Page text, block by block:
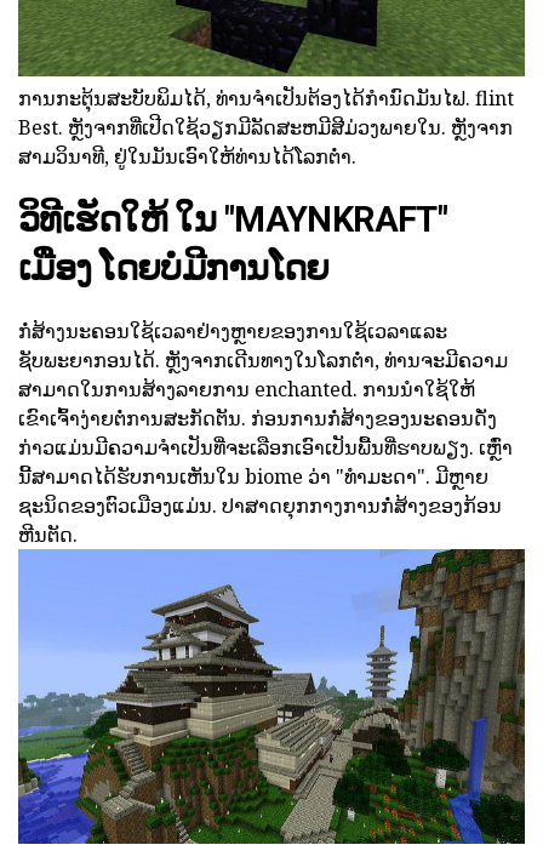
ການກະຕຸ້ນສະບັບພິມໄດ້, ທ່ານຈໍາເປັນຕ້ອງໄດ້ກໍານົດມັນໄຟ. flint
Best. ຫຼັງຈາກທີ່ເປີດໃຊ້ວຽກມີລັດສະຫມີສີມ່ວງພາຍໃນ. ຫຼັງຈາກ
ສາມວິນາທີ, ຢູ່ໃນມັນເອົາໃຫ້ທ່ານໄດ້ໂລກຕ່ໍາ.
ວິທີເຮັດໃຫ້ໃນ "MAYNKRAFT"
ເມືອງໂດຍບໍ່ມີການໂດຍ
ກໍ່ສ້າງນະຄອນໃຊ້ເວລາຢ່າງຫຼາຍຂອງການໃຊ້ເວລາແລະ
ຊັບພະຍາກອນໄດ້. ຫຼັງຈາກເດີນທາງໃນໂລກຕ່ໍາ, ທ່ານຈະມີຄວາມ
ສາມາດໃນການສ້າງລາຍການ enchanted. ການນໍາໃຊ້ໃຫ້
ເຂົາເຈົ້າງ່າຍຕໍ່ການສະກັດຕັນ. ກ່ອນການກໍ່ສ້າງຂອງນະຄອນດັ່ງ
ກ່າວແມ່ນມີຄວາມຈໍາເປັນທີ່ຈະເລືອກເອົາເປັນພື້ນທີ່ຮາບພຽງ. ເຫຼົ່າ
ນີ້ສາມາດໄດ້ຮັບການເຫັນໃນ biome ວ່າ "ທໍາມະດາ". ມີຫຼາຍ
ຊະນິດຂອງຕົວເມືອງແມ່ນ. ປາສາດຍຸກກາງການກໍ່ສ້າງຂອງກ້ອນ
ຫີນຕັດ.